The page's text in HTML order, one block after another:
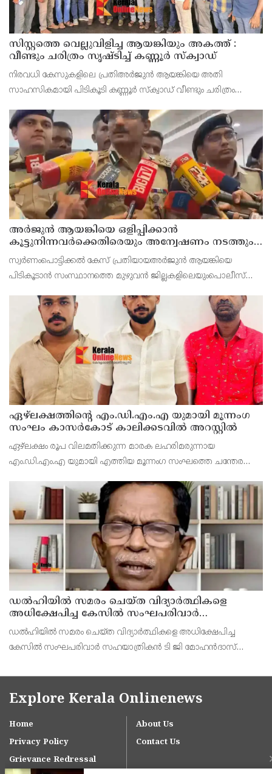
സിസ്റ്റത്തെ വെല്ലുവിളിച്ച ആയങ്കിയും അകത്ത് :
വീണ്ടും ചരിത്രം സൃഷ്‌ടിച്ച് കണ്ണൂർ സ്‌ക്വാഡ്
നിരവധി കേസുകളിലെ പ്രതിഅർജുൻ ആയങ്കിയെ അതി
സാഹസികമായി പിടികൂടി കണ്ണൂർ സ്‌ക്വാഡ് വീണ്ടും ചരിത്രം
സഞ്ചാരം തിരിച്ചറിയുകയും
അർജുൻ ആയങ്കിയെ ഒളിപ്പിക്കാൻ
കൂട്ടുനിന്നവർക്കെതിരെയും അന്വേഷണം നടത്തും:
കണ്ണൂർ റേഞ്ച് ഡി. ഐ ജി കെ. കാർത്തിക്ക്
സ്വർണംപൊട്ടിക്കൽ കേസ് പ്രതിയായഅർജുൻ ആയങ്കിയെ
പിടികൂടാൻ സംസ്ഥാനത്തെ മുഴുവൻ ജില്ലകളിലെയുംപൊലീസ്
ഏഴ്ലക്ഷത്തിൻ്റെ എം.ഡി.എം.എ യുമായി മൂന്നംഗ
സംഘം കാസർകോട് കാലിക്കടവിൽ അറസ്റ്റിൽ
ഏഴ്ലക്ഷം രൂപ വിലമതിക്കുന്ന മാരക ലഹരിമരുന്നായ
എം.ഡി.എം.എ യുമായി എത്തിയ മൂന്നംഗ സംഘത്തെ ചന്തേര
സ്വദേശികളായ പി.എ അബ്ദുൾ സലാം , കെ.എച്ച് മുഹമ്മദ്
ഹുസൈൻ പി.എ അ
ഡൽഹിയിൽ സമരം ചെയ്ത വിദ്യാർത്ഥികളെ
അധിക്ഷേപിച്ച കേസില്‍ സംഘപരിവാർ
സഹയാത്രികൻ ടി ജി മോഹന്‍ദാസ് കസ്റ്റഡിയിൽ
ഡല്‍ഹിയില്‍ സമരം ചെയ്ത വിദ്യാര്‍ത്ഥികളെ അധിക്ഷേപിച്ച
കേസില്‍ സംഘപരിവാര്‍ സഹയാത്രികന്‍ ടി ജി മോഹന്‍ദാസ്
റെയ്ഡ്
Explore Kerala Onlinenews
Home
About Us
Privacy Policy
Contact Us
Grievance Redressal